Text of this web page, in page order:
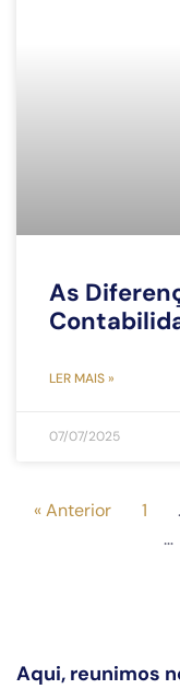
As
LER MAIS »
07/07/2025
« Anterior 1
…
Aqui, reunimos